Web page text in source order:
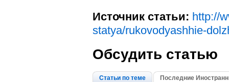
Источник статьи: http://
statya/rukovodyashhie-
Обсудить статью
Статьи по теме Последние